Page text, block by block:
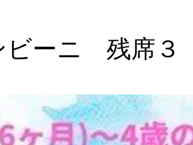
ビーニ 残席３